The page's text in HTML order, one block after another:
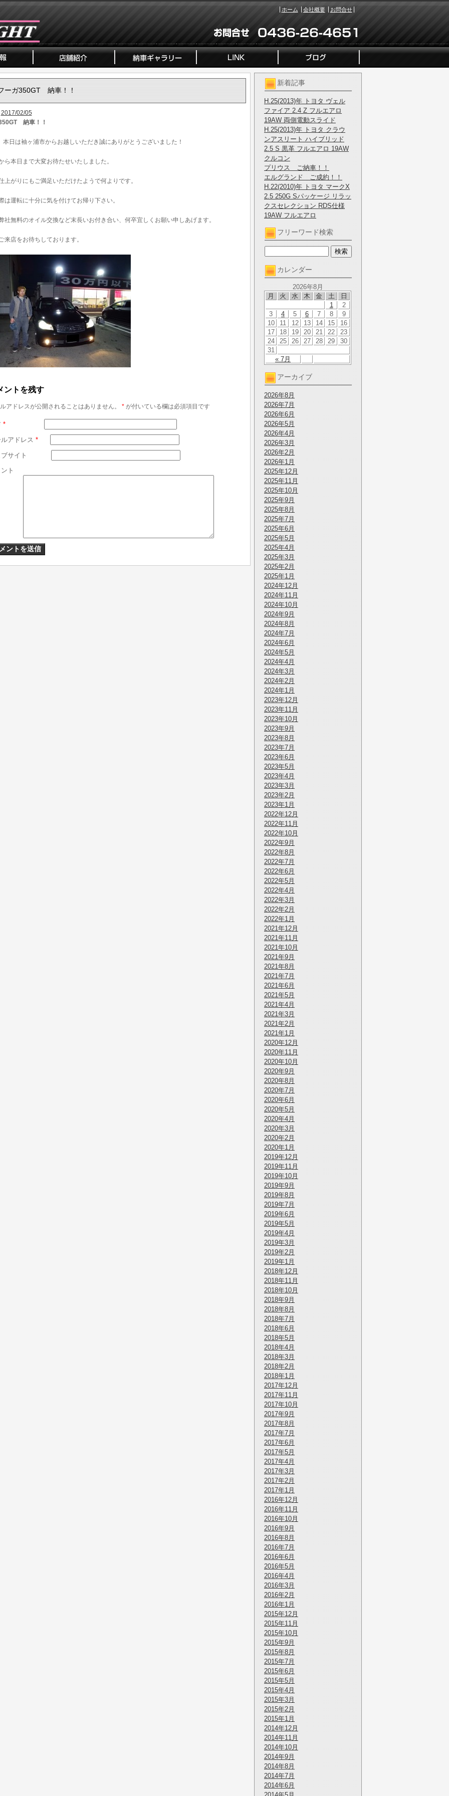
ホーム 会社概要 お問合せ
新着記事
H.25(2013)年 トヨタ ヴェル
ファイア 2.4 Z フルエアロ
19AW 両側電動スライド
H.25(2013)年 トヨタ クラウ
ンアスリート ハイブリッド
2.5 S 黒革 フルエアロ 19AW
クルコン
プリウス ご納車！！
エルグランド ご成約！！
H.22(2010)年 トヨタ マークX
2.5 250G Sパッケージ リラッ
クスセレクション RDS仕様
19AW フルエアロ
フリーワード検索
カレンダー
2026年8月
月
火 水 木 金 土 日
« 7月
1
2
3
4 5 6 7 8
9
10
11 12 13 14 15
16
17
18 19 20 21 22
23
24
25 26 27 28 29
30
31
アーカイブ
2026年8月
2026年7月
2026年6月
2026年5月
2026年4月
2026年3月
2026年2月
2026年1月
2025年12月
2025年11月
2025年10月
2025年9月
2025年8月
2025年7月
2025年6月
2025年5月
2025年4月
2025年3月
2025年2月
2025年1月
2024年12月
2024年11月
2024年10月
2024年9月
2024年8月
2024年7月
2024年6月
2024年5月
2024年4月
2024年3月
2024年2月
2024年1月
2023年12月
2023年11月
2023年10月
2023年9月
2023年8月
2023年7月
2023年6月
2023年5月
2023年4月
2023年3月
2023年2月
2023年1月
2022年12月
2022年11月
2022年10月
2022年9月
2022年8月
2022年7月
2022年6月
2022年5月
2022年4月
2022年3月
2022年2月
2022年1月
2021年12月
2021年11月
2021年10月
2021年9月
2021年8月
2021年7月
2021年6月
2021年5月
2021年4月
2021年3月
2021年2月
2021年1月
2020年12月
2020年11月
2020年10月
2020年9月
2020年8月
2020年7月
2020年6月
2020年5月
2020年4月
2020年3月
2020年2月
2020年1月
2019年12月
2019年11月
2019年10月
2019年9月
2019年8月
2019年7月
2019年6月
2019年5月
2019年4月
2019年3月
2019年2月
2019年1月
2018年12月
2018年11月
2018年10月
2018年9月
2018年8月
2018年7月
2018年6月
2018年5月
2018年4月
2018年3月
2018年2月
2018年1月
2017年12月
2017年11月
2017年10月
2017年9月
2017年8月
2017年7月
2017年6月
2017年5月
2017年4月
2017年3月
2017年2月
2017年1月
2016年12月
2016年11月
2016年10月
2016年9月
2016年8月
2016年7月
2016年6月
2016年5月
2016年4月
2016年3月
2016年2月
2016年1月
2015年12月
2015年11月
2015年10月
2015年9月
2015年8月
2015年7月
2015年6月
2015年5月
2015年4月
2015年3月
2015年2月
2015年1月
2014年12月
2014年11月
2014年10月
2014年9月
2014年8月
2014年7月
2014年6月
ーガ350GT 納車！！
2017/02/05
納車！！
本日は袖ヶ浦市からお越しいただき誠にありがとうございました！
ら本日まで大変お待たせいたしました。
上がりにもご満足いただけたようで何よりです。
は運転に十分に気を付けてお帰り下さい。
社無料のオイル交換など末長いお付き合い、何卒宜しくお願い申しあげます。
来店をお待ちしております。
ントを残す
アドレスが公開されることはありません。 *が付いている欄は必須項目です
*
アドレス *
サイト
ト